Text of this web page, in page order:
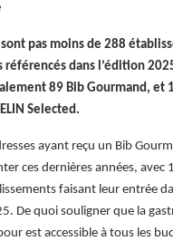
pas moins de 288
référencés dans l’édition
89 Bib Gourmand, et
Selected.
ayant reçu un Bib
ces dernières années, avec
faisant leur entrée
De quoi souligner que la
est accessible à tous les